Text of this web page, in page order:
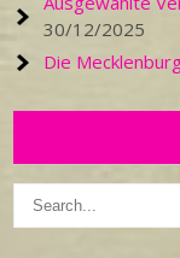
30/12/2025
Die